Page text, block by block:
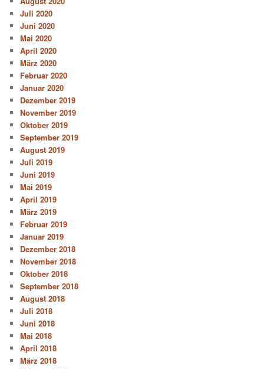
Juli 2020
Juni 2020
Mai 2020
April 2020
März 2020
Februar 2020
Januar 2020
Dezember 2019
November 2019
Oktober 2019
September 2019
August 2019
Juli 2019
Juni 2019
Mai 2019
April 2019
März 2019
Februar 2019
Januar 2019
Dezember 2018
November 2018
Oktober 2018
September 2018
August 2018
Juli 2018
Juni 2018
Mai 2018
April 2018
März 2018